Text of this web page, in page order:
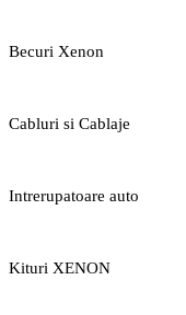
Becuri Xenon
Cabluri si Cablaje
Intrerupatoare auto
Kituri XENON